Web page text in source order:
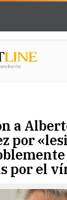
a
por
por el